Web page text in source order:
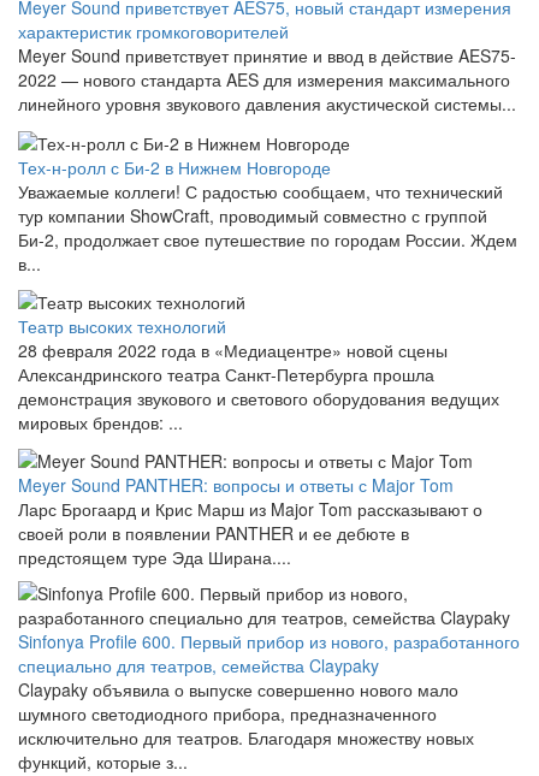
Meyer Sound приветствует AES75, новый стандарт измерения
характеристик громкоговорителей
Meyer Sound приветствует принятие и ввод в действие AES75-
2022 — нового стандарта AES для измерения максимального
линейного уровня звукового давления акустической системы...
Тех-н-ролл с Би-2 в Нижнем Новгороде
Уважаемые коллеги! С радостью сообщаем, что технический
тур компании ShowCraft, проводимый совместно с группой
Би-2, продолжает свое путешествие по городам России. Ждем
в...
Театр высоких технологий
28 февраля 2022 года в «Медиацентре» новой сцены
Александринского театра Санкт-Петербурга прошла
демонстрация звукового и светового оборудования ведущих
мировых брендов: ...
Meyer Sound PANTHER: вопросы и ответы с Major Tom
Ларс Брогаард и Крис Марш из Major Tom рассказывают о
своей роли в появлении PANTHER и ее дебюте в
предстоящем туре Эда Ширана....
Sinfonya Profile 600. Первый прибор из нового, разработанного
специально для театров, семейства Claypaky
Claypaky объявила о выпуске совершенно нового мало
шумного светодиодного прибора, предназначенного
исключительно для театров. Благодаря множеству новых
функций, которые з...